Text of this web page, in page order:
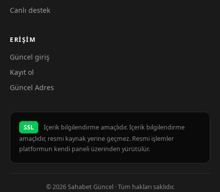
Canlı destek
ERIŞIM
Güncel giriş
Kayıt ol
Güncel Adres
SSL
İçerik bilgilendirme amaçlıdır. İçerik bilgilendirme
amaçlıdır, resmi kaynak yerine geçmez. Resmi işlemler
platformun kendi paneli üzerinden yürütülür.
© 2026 Sahabet Güncel · Tüm hakları saklıdır.